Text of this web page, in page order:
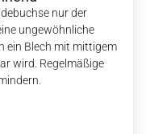
nur der
ungewöhnliche
ein Blech mit mittigem
wird. Regelmäßige